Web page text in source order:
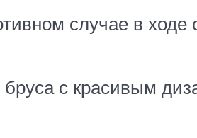
случае в ходе
с красивым